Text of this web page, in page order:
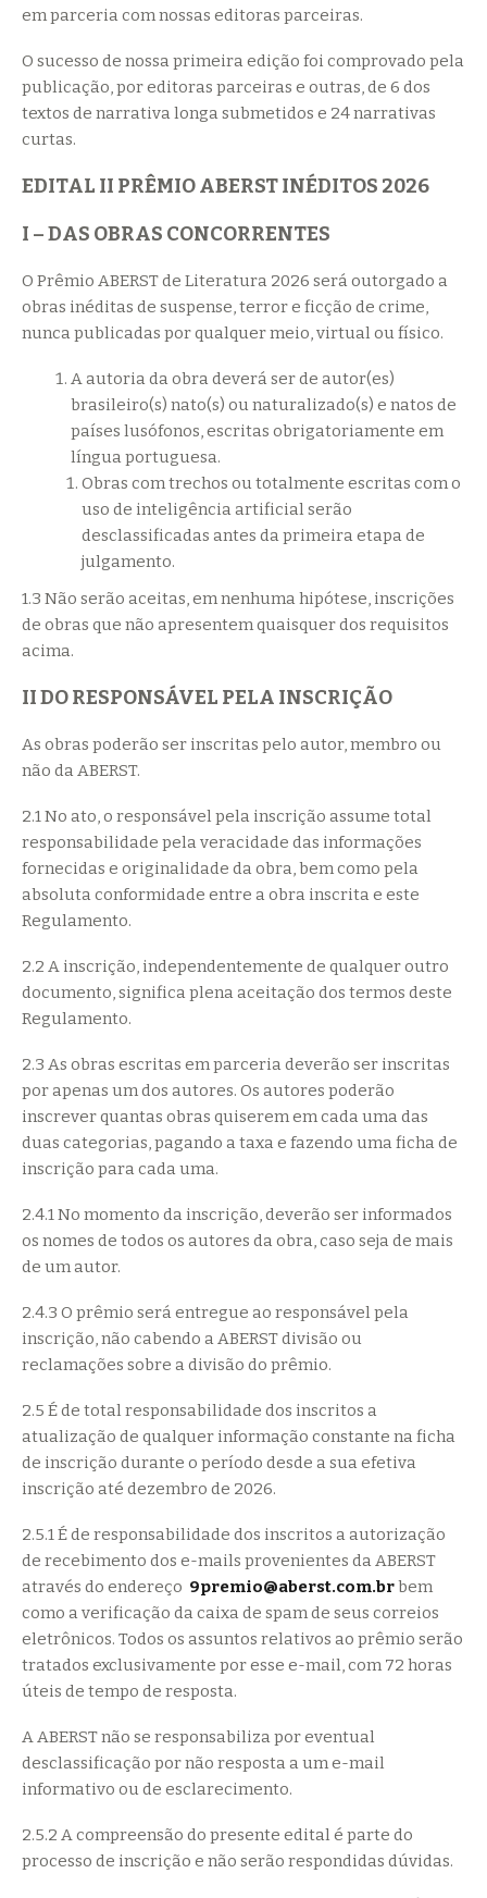
em parceria com nossas editoras parceiras.
O sucesso de nossa primeira edição foi comprovado pela
publicação, por editoras parceiras e outras, de 6 dos
textos de narrativa longa submetidos e 24 narrativas
curtas.
EDITAL II PRÊMIO ABERST INÉDITOS 2026
I – DAS OBRAS CONCORRENTES
O Prêmio ABERST de Literatura 2026 será outorgado a
obras inéditas de suspense, terror e ficção de crime,
nunca publicadas por qualquer meio, virtual ou físico.
A autoria da obra deverá ser de autor(es)
brasileiro(s) nato(s) ou naturalizado(s) e natos de
países lusófonos, escritas obrigatoriamente em
língua portuguesa.
Obras com trechos ou totalmente escritas com o
uso de inteligência artificial serão
desclassificadas antes da primeira etapa de
julgamento.
1.3 Não serão aceitas, em nenhuma hipótese, inscrições
de obras que não apresentem quaisquer dos requisitos
acima.
II DO RESPONSÁVEL PELA INSCRIÇÃO
As obras poderão ser inscritas pelo autor, membro ou
não da ABERST.
2.1 No ato, o responsável pela inscrição assume total
responsabilidade pela veracidade das informações
fornecidas e originalidade da obra, bem como pela
absoluta conformidade entre a obra inscrita e este
Regulamento.
2.2 A inscrição, independentemente de qualquer outro
documento, significa plena aceitação dos termos deste
Regulamento.
2.3 As obras escritas em parceria deverão ser inscritas
por apenas um dos autores. Os autores poderão
inscrever quantas obras quiserem em cada uma das
duas categorias, pagando a taxa e fazendo uma ficha de
inscrição para cada uma.
2.4.1 No momento da inscrição, deverão ser informados
os nomes de todos os autores da obra, caso seja de mais
de um autor.
2.4.3 O prêmio será entregue ao responsável pela
inscrição, não cabendo a ABERST divisão ou
reclamações sobre a divisão do prêmio.
2.5 É de total responsabilidade dos inscritos a
atualização de qualquer informação constante na ficha
de inscrição durante o período desde a sua efetiva
inscrição até dezembro de 2026.
2.5.1 É de responsabilidade dos inscritos a autorização
de recebimento dos e-mails provenientes da ABERST
através do endereço 9premio@aberst.com.brbem
como a verificação da caixa de spam de seus correios
eletrônicos. Todos os assuntos relativos ao prêmio serão
tratados exclusivamente por esse e-mail, com 72 horas
úteis de tempo de resposta.
A ABERST não se responsabiliza por eventual
desclassificação por não resposta a um e-mail
informativo ou de esclarecimento.
2.5.2 A compreensão do presente edital é parte do
processo de inscrição e não serão respondidas dúvidas.